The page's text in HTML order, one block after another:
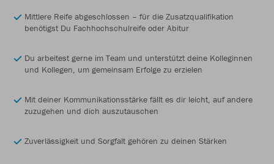
Mittlere Reife abgeschlossen – für die Zusatzqualifikation
benötigst Du Fachhochschulreife oder Abitur
Du arbeitest gerne im Team und unterstützt deine Kolleginnen
und Kollegen, um gemeinsam Erfolge zu erzielen
Mit deiner Kommunikationsstärke fällt es dir leicht, auf andere
zuzugehen und dich auszutauschen
Zuverlässigkeit und Sorgfalt gehören zu deinen Stärken